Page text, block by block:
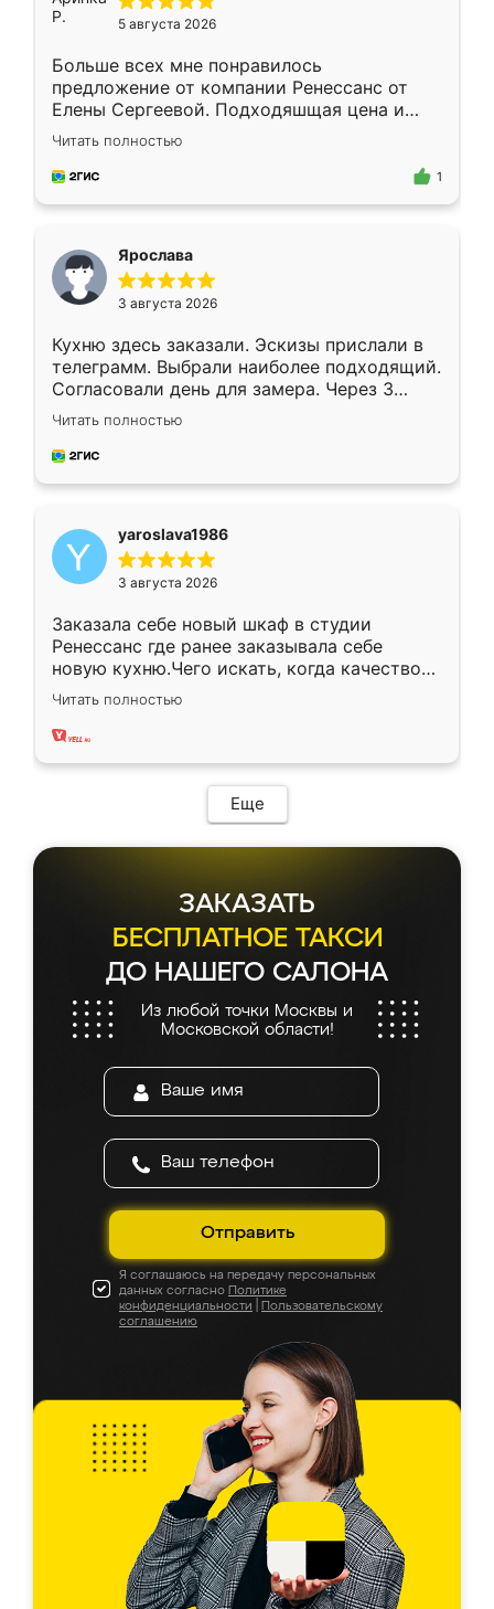
5 августа 2026
Больше всех мне понравилось
предложение от компании Ренессанс от
Елены Сергеевой. Подходяшщая цена и
короткие сроки изготовления. Приехавший
для замера сотрудник Владислав
предложил по моему эскизу самый
Читать полностью
1
Ярослава
3 августа 2026
Кухню здесь заказали. Эскизы прислали в
телеграмм. Выбрали наиболее подходящий.
Согласовали день для замера. Через 3
недели кухня была уже готова. Остались
довольны работой. Спасибо Ренессанс
мебель за качественную работу!
Читать полностью
yaroslava1986
3 августа 2026
Заказала себе новый шкаф в студии
Ренессанс где ранее заказывала себе
новую кухню.Чего искать, когда качеством
вполне довольна. Служит кухня уже почти
два года, нареканий нет.
Читать полностью
Еще
ЗАКАЗАТЬ
БЕСПЛАТНОЕ ТАКСИ
ДО НАШЕГО САЛОНА
Из любой точки Москвы и
Московской области!
Отправить
Я соглашаюсь на передачу персональных
данных согласно Политике
конфиденциальности
Пользовательскому
соглашению